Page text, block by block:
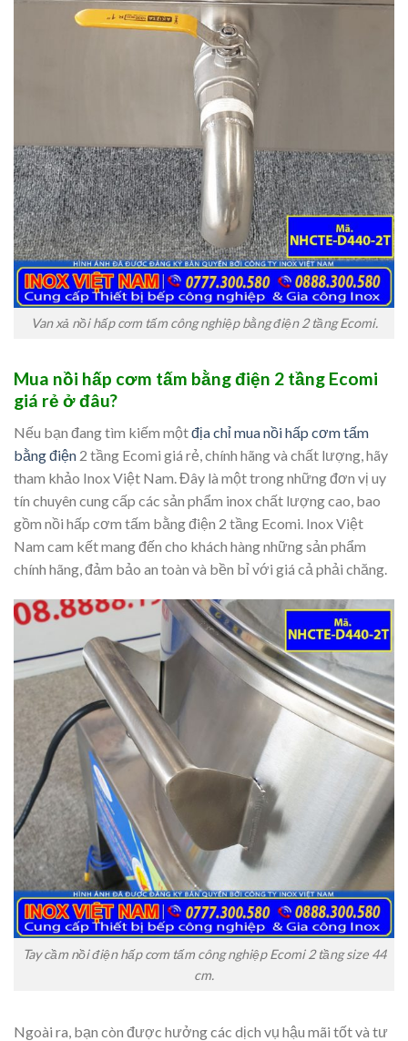
Van xả nồi hấp cơm tấm công nghiệp bằng điện 2 tầng Ecomi.
Mua nồi hấp cơm tấm bằng điện 2 tầng Ecomi
giá rẻ ở đâu?
Nếu bạn đang tìm kiếm mộtđịa chỉ mua nồi hấp cơm tấm
bằng điện 2 tầng Ecomi giá rẻ, chính hãng và chất lượng, hãy
tham khảo Inox Việt Nam. Đây là một trong những đơn vị uy
tín chuyên cung cấp các sản phẩm inox chất lượng cao, bao
gồm nồi hấp cơm tấm bằng điện 2 tầng Ecomi. Inox Việt
Nam cam kết mang đến cho khách hàng những sản phẩm
chính hãng, đảm bảo an toàn và bền bỉ với giá cả phải chăng.
Tay cầm nồi điện hấp cơm tấm công nghiệp Ecomi 2 tầng size 44
cm.
Ngoài ra, bạn còn được hưởng các dịch vụ hậu mãi tốt và tư